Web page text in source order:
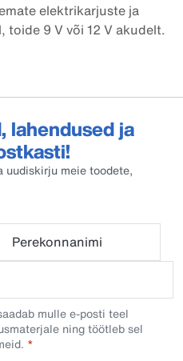
elektrikarjuste ja
toide 9 V või 12 V akudelt.
lahendused ja
uudiskirju meie toodete,
Perekonnanimi
mulle e-posti teel
ning töötleb sel